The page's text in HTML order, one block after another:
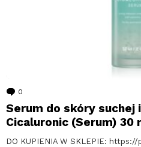
0
Serum do skóry suchej
Cicaluronic (Serum) 30
DO KUPIENIA W SKLEPIE: